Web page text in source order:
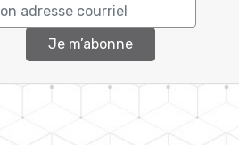
Je m’abonne